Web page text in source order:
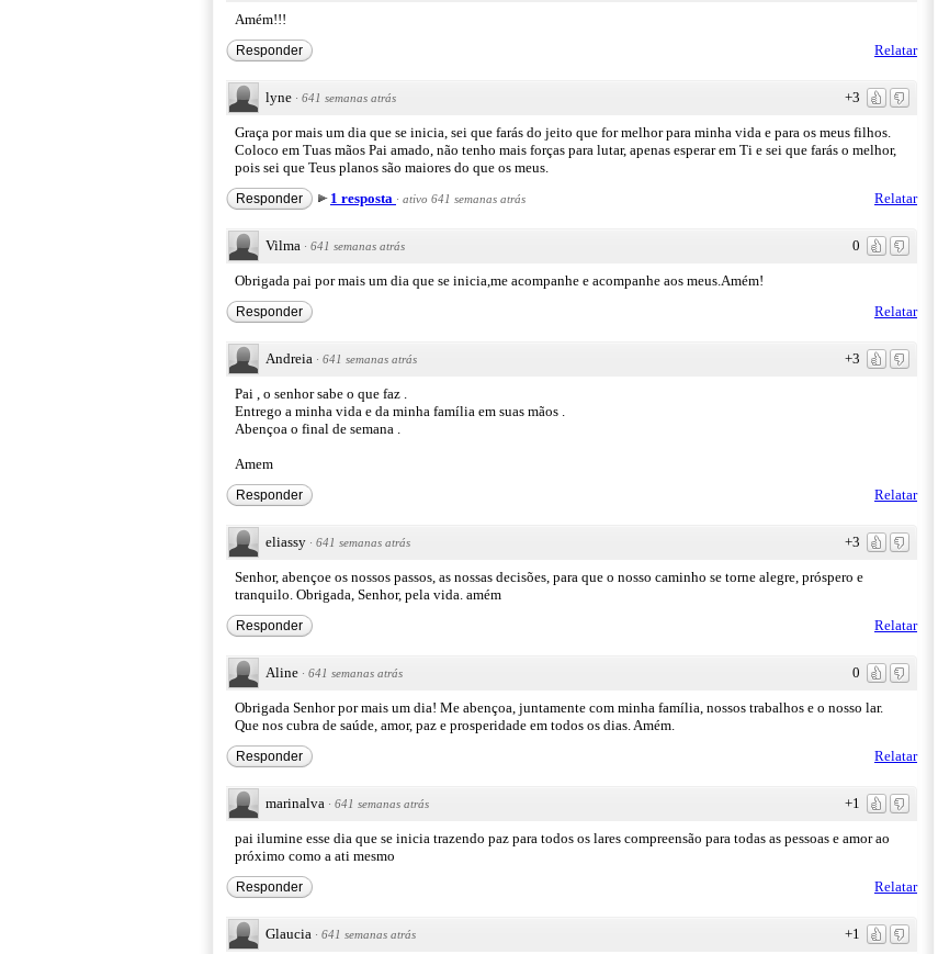
Amém!!!
Relatar
Responder
+3
lyne · 641 semanas atrás
Graça por mais um dia que se inicia, sei que farás do jeito que for melhor para minha vida e para os meus filhos.
Coloco em Tuas mãos Pai amado, não tenho mais forças para lutar, apenas esperar em Ti e sei que farás o melhor,
pois sei que Teus planos são maiores do que os meus.
Relatar
Responder 1 resposta · ativo 641 semanas atrás
0
Vilma · 641 semanas atrás
Obrigada pai por mais um dia que se inicia,me acompanhe e acompanhe aos meus.Amém!
Relatar
Responder
+3
Andreia · 641 semanas atrás
Pai , o senhor sabe o que faz .
Entrego a minha vida e da minha família em suas mãos .
Abençoa o final de semana .
Amem
Relatar
Responder
+3
eliassy · 641 semanas atrás
Senhor, abençoe os nossos passos, as nossas decisões, para que o nosso caminho se torne alegre, próspero e
tranquilo. Obrigada, Senhor, pela vida. amém
Relatar
Responder
0
Aline · 641 semanas atrás
Obrigada Senhor por mais um dia! Me abençoa, juntamente com minha família, nossos trabalhos e o nosso lar.
Que nos cubra de saúde, amor, paz e prosperidade em todos os dias. Amém.
Relatar
Responder
+1
marinalva · 641 semanas atrás
pai ilumine esse dia que se inicia trazendo paz para todos os lares compreensão para todas as pessoas e amor ao
próximo como a ati mesmo
Relatar
Responder
+1
Glaucia · 641 semanas atrás